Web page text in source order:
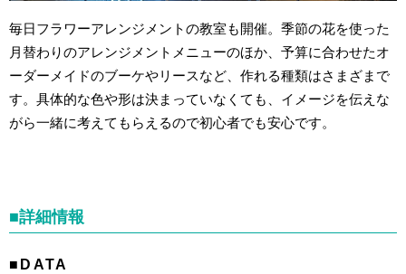
毎日フラワーアレンジメントの教室も開催。季節の花を使った
月替わりのアレンジメントメニューのほか、予算に合わせたオ
ーダーメイドのブーケやリースなど、作れる種類はさまざまで
す。具体的な色や形は決まっていなくても、イメージを伝えな
がら一緒に考えてもらえるので初心者でも安心です。
■詳細情報
■DATA